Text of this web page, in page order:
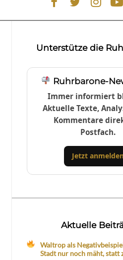
Unterstütze die
Ruhrbarone-
Immer informiert
Aktuelle Texte,
Kommentare
Postfach.
Jetzt anmelden
Aktuelle
Waltrop als
Stadt nur noch mäht, statt